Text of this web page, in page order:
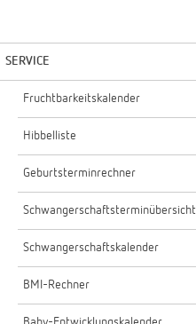
SERVICE
Fruchtbarkeitskalender
Hibbelliste
Geburtsterminrechner
Schwangerschaftsterminübersicht
Schwangerschaftskalender
BMI-Rechner